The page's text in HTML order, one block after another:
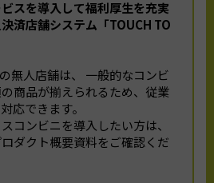
スを導入して福利厚生を充実
済店舗システム「TOUCH TO
の無人店舗は、 一般的なコンビ
商品が揃えられるため、従業
応できます。
コンビニを導入したい方は、
ダクト概要資料をご確認くだ